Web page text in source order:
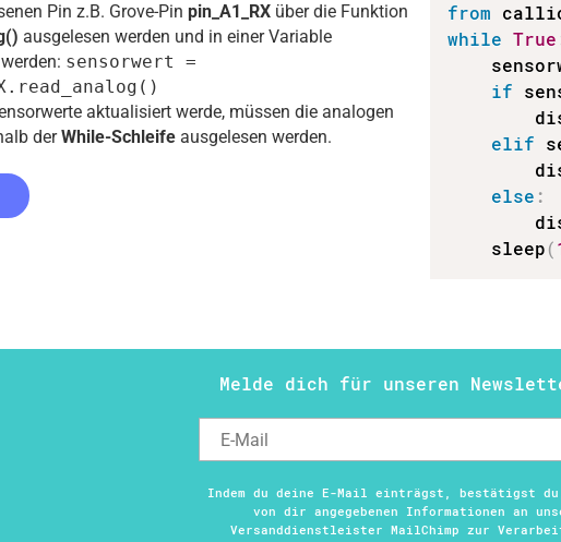
Pin z.B. Grove-Pin pin_A1_RX über die Funktion
ausgelesen werden und in einer Variable
sensorwert =
aktualisiert werde, müssen die analogen
derWhile-Schleife ausgelesen werden.
from
while True
if
elif
else :
    sleep
(
Melde dich für unseren
Indem du deine E-Mail einträgst, bestätigst
von dir angegebenen Informationen an
Versanddienstleister MailChimp zur